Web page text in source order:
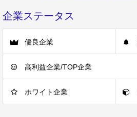
企業ステータス
優良企業
高利益企業/TOP企業
ホワイト企業